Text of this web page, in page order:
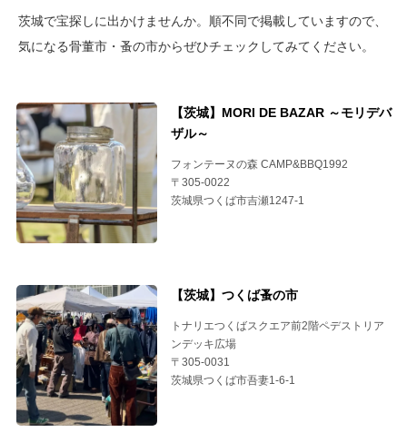
茨城で宝探しに出かけませんか。順不同で掲載していますので、
気になる骨董市・蚤の市からぜひチェックしてみてください。
【茨城】MORI DE BAZAR ～モリデバ
ザル～
フォンテーヌの森 CAMP&BBQ1992
〒305-0022
茨城県つくば市吉瀬1247-1
【茨城】つくば蚤の市
トナリエつくばスクエア前2階ペデストリア
ンデッキ広場
〒305-0031
茨城県つくば市吾妻1-6-1